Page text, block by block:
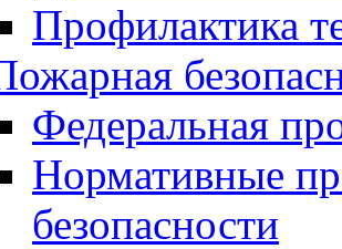
Профилактика
Федеральная
Нормативные
безопасности